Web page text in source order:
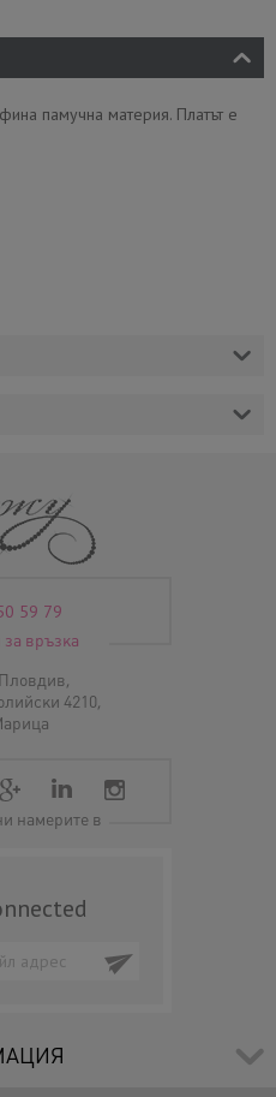
памучна материя. Платът е
59 79
връзка
4210,
намерите в